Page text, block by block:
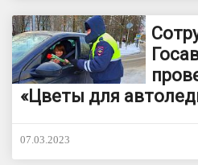
«Цветы для
07.03.2023